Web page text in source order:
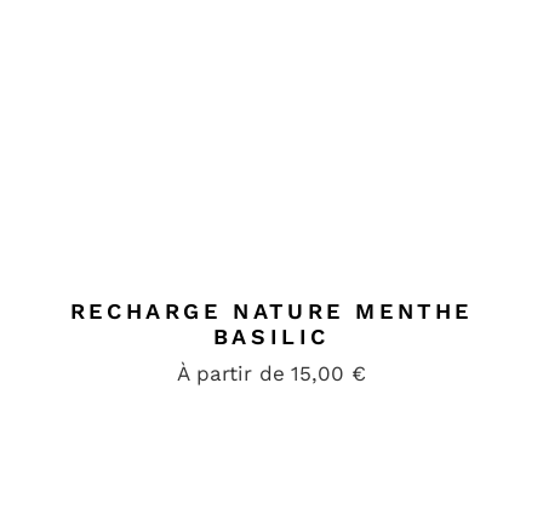
RECHARGE NATURE MENTHE
BASILIC
À partir de 15,00 €